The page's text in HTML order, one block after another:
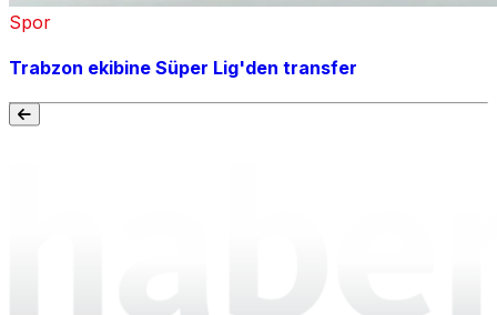
Spor
Trabzon ekibine Süper Lig'den transfer